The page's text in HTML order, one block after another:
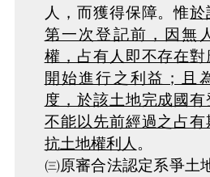
人，而獲得保障。惟於
第一次登記前，因無
權，占有人即不存在
開始進行之利益；且
度，於該土地完成國
不能以先前經過之占
抗土地權利人 。
㈢原審合法認定系爭土